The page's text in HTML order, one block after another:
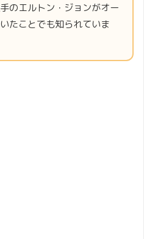
のエルトン・ジョンがオー
たことでも知られていま